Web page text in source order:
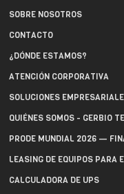
SOBRE NOSOTROS
CONTACTO
¿DÓNDE ESTAMOS?
ATENCIÓN CORPORATIVA
SOLUCIONES
QUIÉNES SOMOS - GERBIO
PRODE MUNDIAL 2026 —
LEASING DE EQUIPOS PARA
CALCULADORA DE UPS